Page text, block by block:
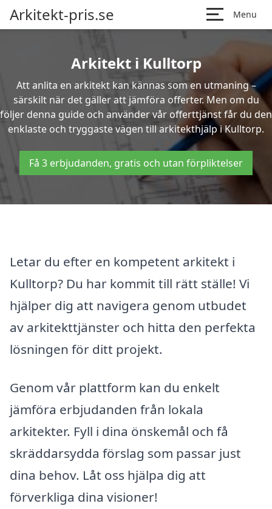
Arkitekt-pris.se Menu
Arkitekt i Kulltorp
Att anlita en arkitekt kan kännas som en utmaning –
särskilt när det gäller att jämföra offerter. Men om du
följer denna guide och använder vår offerttjänst får du den
enklaste och tryggaste vägen till arkitekthjälp i Kulltorp.
Få 3 erbjudanden, gratis och utan förpliktelser
Letar du efter en kompetent arkitekt i
Kulltorp? Du har kommit till rätt ställe! Vi
hjälper dig att navigera genom utbudet
av arkitekttjänster och hitta den perfekta
lösningen för ditt projekt.
Genom vår plattform kan du enkelt
jämföra erbjudanden från lokala
arkitekter. Fyll i dina önskemål och få
skräddarsydda förslag som passar just
dina behov. Låt oss hjälpa dig att
förverkliga dina visioner!